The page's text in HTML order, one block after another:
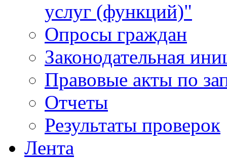
услуг (функций)"
Опросы граждан
Законодательная
Правовые акты по
Отчеты
Результаты проверок
Лента